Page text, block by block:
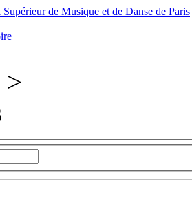
>